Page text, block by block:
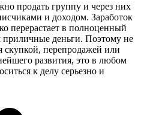
продать группу и через них
и доходом. Заработок
перерастает в полноценный
приличные деньги. Поэтому не
скупкой, перепродажей или
развития, это в любом
к делу серьезно и